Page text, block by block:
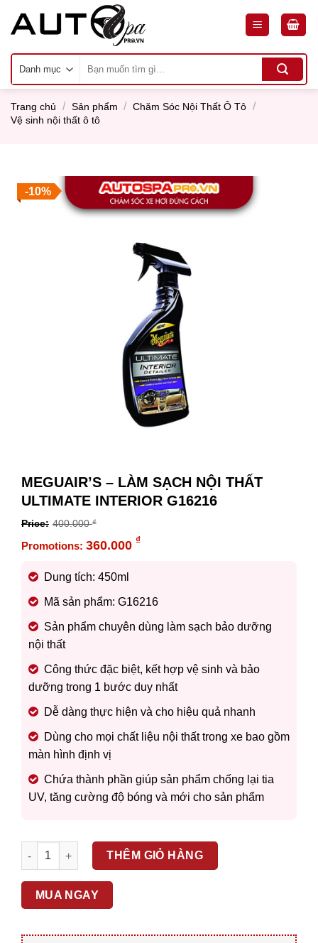
kiếm:
Trang chủ / Sản phẩm / Chăm Sóc Nội Thất Ô Tô /
Vệ sinh nội thất ô tô
-10%
MEGUAIR’S – LÀM SẠCH NỘI THẤT
ULTIMATE INTERIOR G16216
400.000₫
Original
was:
400.000 ₫.
360.000 ₫
price
is:
360.000 ₫.
Dung tích: 450ml
Mã sản phẩm: G16216
Sản phẩm chuyên dùng làm sạch bảo dưỡng
nội thất
Công thức đặc biệt, kết hợp vệ sinh và bảo
dưỡng trong 1 bước duy nhất
Dễ dàng thực hiện và cho hiệu quả nhanh
Dùng cho mọi chất liệu nội thất trong xe bao gồm
màn hình định vị
Chứa thành phần giúp sản phẩm chống lại tia
UV, tăng cường độ bóng và mới cho sản phẩm
MEGUAIR’S – LÀM SẠCH NỘI THẤT ULTIMATE INTERIOR
THÊM GIỎ HÀNG
MUA NGAY